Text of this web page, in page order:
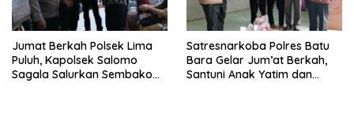
Jumat Berkah Polsek Lima
Puluh, Kapolsek Salomo
Sagala Salurkan Sembako
Satresnarkoba Polres Batu
Bara Gelar Jum’at Berkah,
Santuni Anak Yatim dan